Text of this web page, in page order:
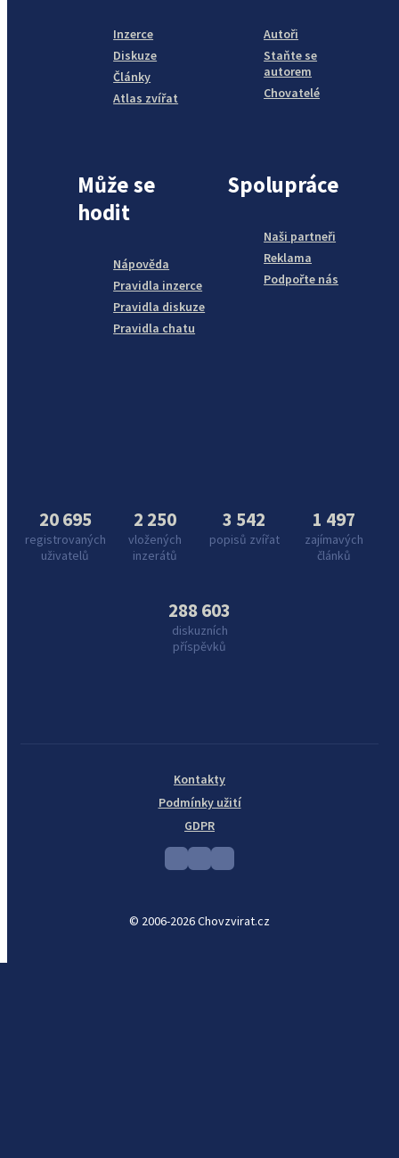
Inzerce
Diskuze
Články
Atlas zvířat
Autoři
Staňte se
autorem
Chovatelé
Může se
hodit
Nápověda
Pravidla inzerce
Pravidla diskuze
Pravidla chatu
Spolupráce
Naši partneři
Reklama
Podpořte nás
20 695
registrovaných
uživatelů
2 250
vložených
inzerátů
3 542
popisů zvířat
1 497
zajímavých
článků
288 603
diskuzních
příspěvků
© 2006-2026 Chovzvirat.cz
Kontakty
Podmínky užití
GDPR